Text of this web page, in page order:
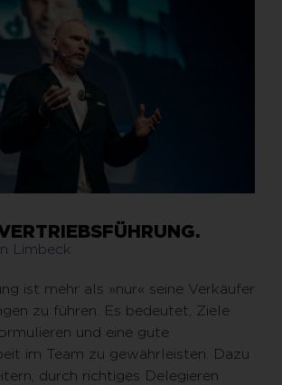
Limbeck
ist mehr als »nur« seine Verkäufer
zu führen. Es bedeutet, Ziele
und eine gute
im Team zu gewährleisten. Dazu
durch richtiges Delegieren